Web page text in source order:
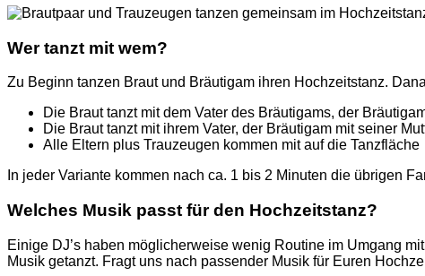
Wer tanzt mit wem?
Zu Beginn tanzen Braut und Bräutigam ihren Hochzeitstanz.
Die Braut tanzt mit dem Vater des Bräutigams, der
Die Braut tanzt mit ihrem Vater, der Bräutigam mit seiner
Alle Eltern plus Trauzeugen kommen mit auf die Tanzfläche
In jeder Variante kommen nach ca. 1 bis 2 Minuten die übrigen
Welches Musik passt für den Hochzeitstanz?
Einige DJ’s haben möglicherweise wenig Routine im Umgang
Musik getanzt. Fragt uns nach passender Musik für Euren